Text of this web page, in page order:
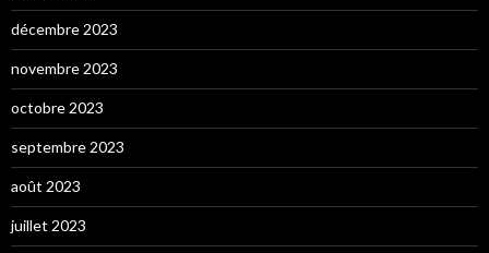
décembre 2023
novembre 2023
octobre 2023
septembre 2023
août 2023
juillet 2023